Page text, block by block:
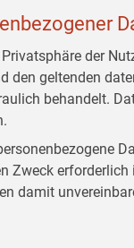
der
den geltenden
behandelt.
Zweck erforderlich
damit